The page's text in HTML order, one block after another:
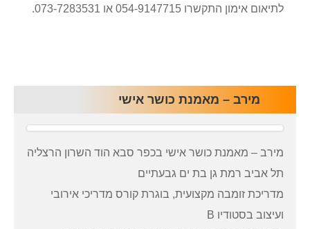
לתיאום אימון התקשרו 054-9147715 או 073-7283531.
מירב – מאמנת כושר אישי
מירב – מאמנת כושר אישי בכפר סבא הוד השרון הרצליה
תל אביב רמת גן בת ים גבעתיים
מדריכת זומבה מקצועית, בוגרת קורס מדריכי אירובי
ועיצוב בסטודיו B